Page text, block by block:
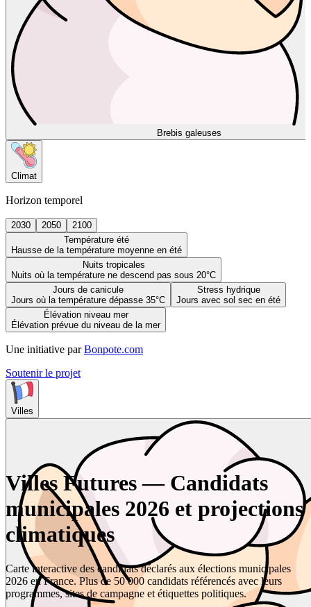
Brebis galeuses
Climat
Horizon temporel
2030 2050
2100
Température été
Hausse de la température moyenne en été
Nuits tropicales
Nuits où la température ne descend pas sous 20°C
Jours de canicule
Jours où la température dépasse 35°C
Stress hydrique
Jours avec sol sec en été
Élévation niveau mer
Élévation prévue du niveau de la mer
Une initiative par Bonpote.com
Soutenir le projet
Villes
Villes Futures — Candidats
municipales 2026 et projections
climatiques
Carte interactive des candidats déclarés aux élections municipales
2026 en France. Plus de 50 000 candidats référencés avec leurs
programmes, sites de campagne et étiquettes politiques.